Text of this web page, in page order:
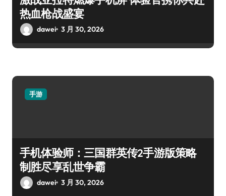
热血枪战盛宴
dawei 3 月 30, 2026
手游
手机体验师：三国群英传2手游版策略
制胜尽享乱世争霸
dawei 3 月 30, 2026